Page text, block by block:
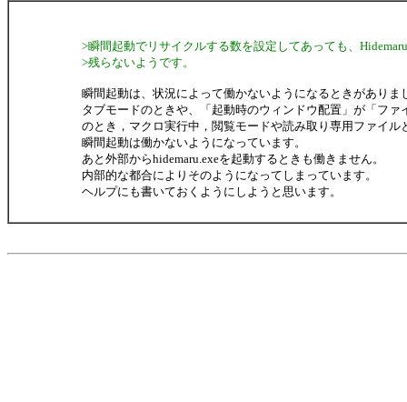
>瞬間起動でリサイクルする数を設定してあっても、
>残らないようです。
瞬間起動は、状況によって働かないようになるときがありま
タブモードのときや、「起動時のウィンドウ配置」が「ファ
のとき，マクロ実行中，閲覧モードや読み取り専用ファイル
瞬間起動は働かないようになっています。
あと外部からhidemaru.exeを起動するときも働きません。
内部的な都合によりそのようになってしまっています。
ヘルプにも書いておくようにしようと思います。